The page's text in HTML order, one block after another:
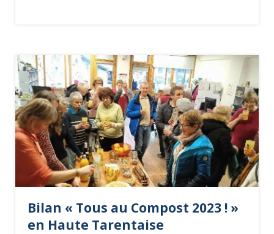
Bilan « Tous au Compost 2023 ! »
en Haute Tarentaise